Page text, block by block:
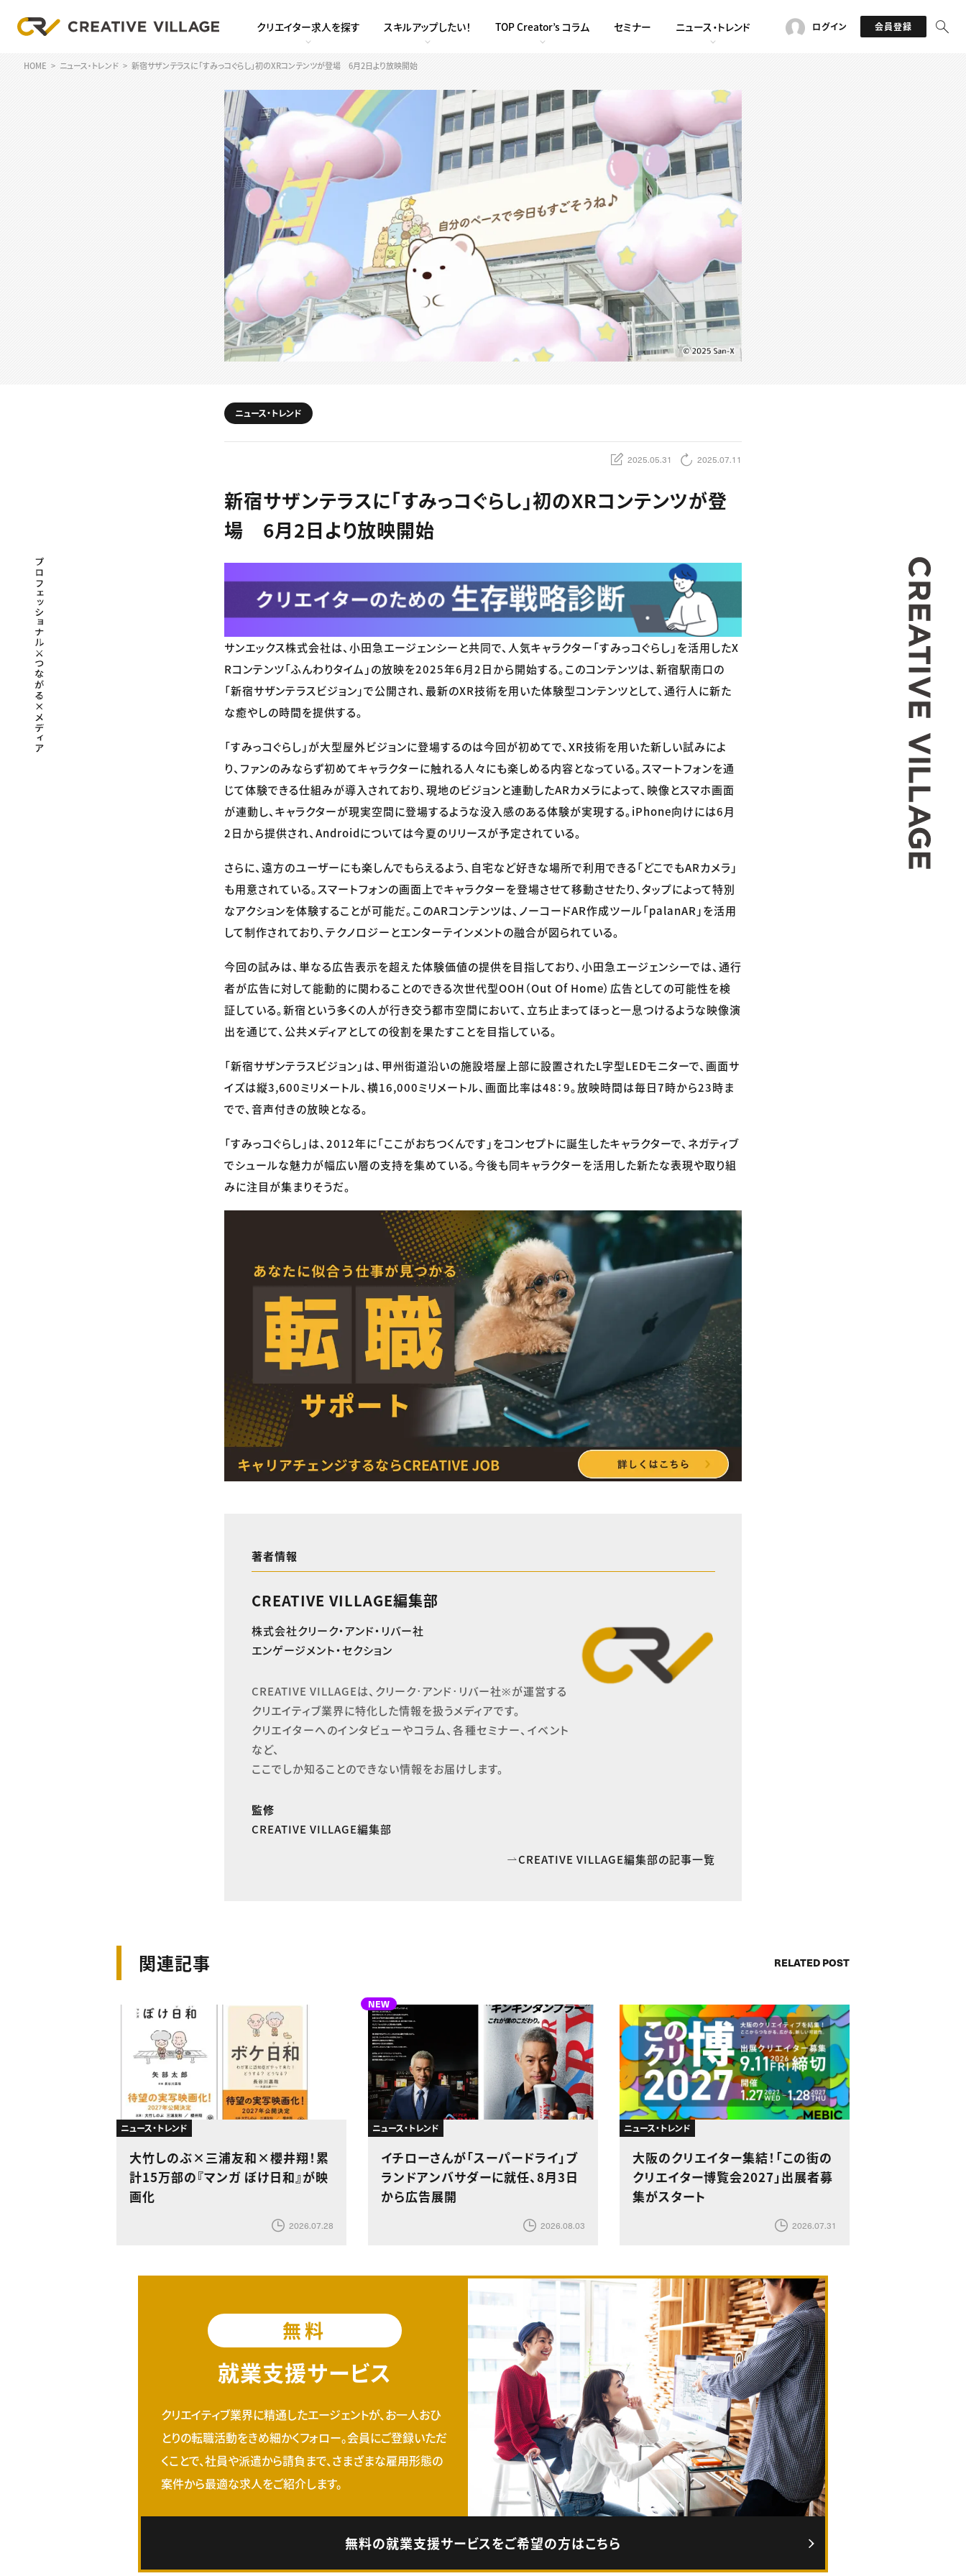
クリエイター求人を探す スキルアップしたい！ TOP Creator’s コラム セミナー ニュース・トレンド ログイン 会員登録
HOME ニュース・トレンド 新宿サザンテラスに「すみっコぐらし」初のXRコンテンツが登場 6月2日より放映開始
プロフェッショナル×つながる×メディア
ニュース・トレンド
2025.05.31 2025.07.11
新宿サザンテラスに「すみっコぐらし」初のXRコンテンツが登
場 6月2日より放映開始
サンエックス株式会社は、小田急エージェンシーと共同で、人気キャラクター「すみっコぐらし」を活用したX
Rコンテンツ「ふんわりタイム」の放映を2025年6月2日から開始する。このコンテンツは、新宿駅南口の
「新宿サザンテラスビジョン」で公開され、最新のXR技術を用いた体験型コンテンツとして、通行人に新た
な癒やしの時間を提供する。
「すみっコぐらし」が大型屋外ビジョンに登場するのは今回が初めてで、XR技術を用いた新しい試みによ
り、ファンのみならず初めてキャラクターに触れる人々にも楽しめる内容となっている。スマートフォンを通
じて体験できる仕組みが導入されており、現地のビジョンと連動したARカメラによって、映像とスマホ画面
が連動し、キャラクターが現実空間に登場するような没入感のある体験が実現する。iPhone向けには6月
2日から提供され、Androidについては今夏のリリースが予定されている。
さらに、遠方のユーザーにも楽しんでもらえるよう、自宅など好きな場所で利用できる「どこでもARカメラ」
も用意されている。スマートフォンの画面上でキャラクターを登場させて移動させたり、タップによって特別
なアクションを体験することが可能だ。このARコンテンツは、ノーコードAR作成ツール「palanAR」を活用
して制作されており、テクノロジーとエンターテインメントの融合が図られている。
今回の試みは、単なる広告表示を超えた体験価値の提供を目指しており、小田急エージェンシーでは、通行
者が広告に対して能動的に関わることのできる次世代型OOH（Out Of Home）広告としての可能性を検
証している。新宿という多くの人が行き交う都市空間において、立ち止まってほっと一息つけるような映像演
出を通じて、公共メディアとしての役割を果たすことを目指している。
「新宿サザンテラスビジョン」は、甲州街道沿いの施設塔屋上部に設置されたL字型LEDモニターで、画面サ
イズは縦3,600ミリメートル、横16,000ミリメートル、画面比率は48：9。放映時間は毎日7時から23時ま
でで、音声付きの放映となる。
「すみっコぐらし」は、2012年に「ここがおちつくんです」をコンセプトに誕生したキャラクターで、ネガティブ
でシュールな魅力が幅広い層の支持を集めている。今後も同キャラクターを活用した新たな表現や取り組
みに注目が集まりそうだ。
著者情報
CREATIVE VILLAGE編集部
株式会社クリーク・アンド・リバー社
エンゲージメント・セクション
CREATIVE VILLAGEは、クリーク･アンド･リバー社※が運営する
クリエイティブ業界に特化した情報を扱うメディアです。
クリエイターへのインタビューやコラム、各種セミナー、イベント
など、
ここでしか知ることのできない情報をお届けします。
監修
CREATIVE VILLAGE編集部
CREATIVE VILLAGE編集部の記事一覧
関連記事 RELATED POST
ニュース・トレンド
大竹しのぶ×三浦友和×櫻井翔！累
計15万部の『マンガ ぼけ日和』が映
画化
2026.07.28
NEW
ニュース・トレンド
イチローさんが「スーパードライ」ブ
ランドアンバサダーに就任、8月3日
から広告展開
2026.08.03
ニュース・トレンド
大阪のクリエイター集結！「この街の
クリエイター博覧会2027」出展者募
集がスタート
2026.07.31
無料
就業支援サービス
クリエイティブ業界に精通したエージェントが、お一人おひ
とりの転職活動をきめ細かくフォロー。会員にご登録いただ
くことで、社員や派遣から請負まで、さまざまな雇用形態の
案件から最適な求人をご紹介します。
無料の就業支援サービスをご希望の方はこちら